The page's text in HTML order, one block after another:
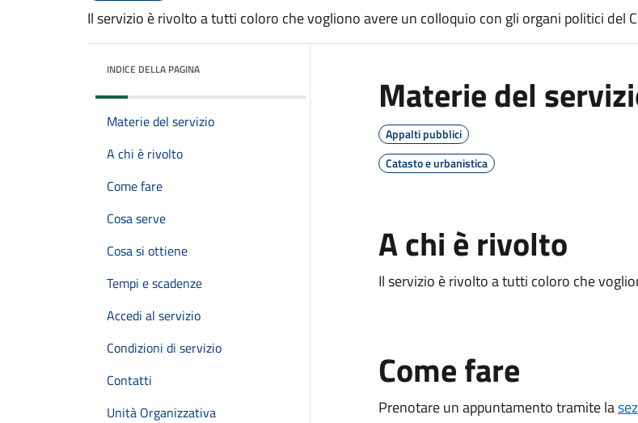
Il servizio è rivolto a tutti coloro che vogliono avere un colloquio con gli organi politici del
INDICE DELLA PAGINA
Materie del servizio
A chi è rivolto
Come fare
Cosa serve
Cosa si ottiene
Tempi e scadenze
Accedi al servizio
Condizioni di servizio
Contatti
Unità Organizzativa
Materie del
Appalti pubblici
Catasto e urbanistica
A chi è rivolto
Il servizio è rivolto a tutti coloro che
Come fare
Prenotare un appuntamento tramite la